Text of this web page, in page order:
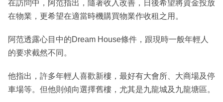
在訪問中，阿范指出，隨著收入改善，日後希望將資金投放
在物業，更希望在適當時機購買物業作收租之用。
阿范透露心目中的Dream House條件，跟現時一般年輕人
的要求截然不同。
他指出，許多年輕人喜歡新樓，最好有大會所、大商場及停
車場等。但他則傾向選擇舊樓，尤其是九龍城及九龍塘區。